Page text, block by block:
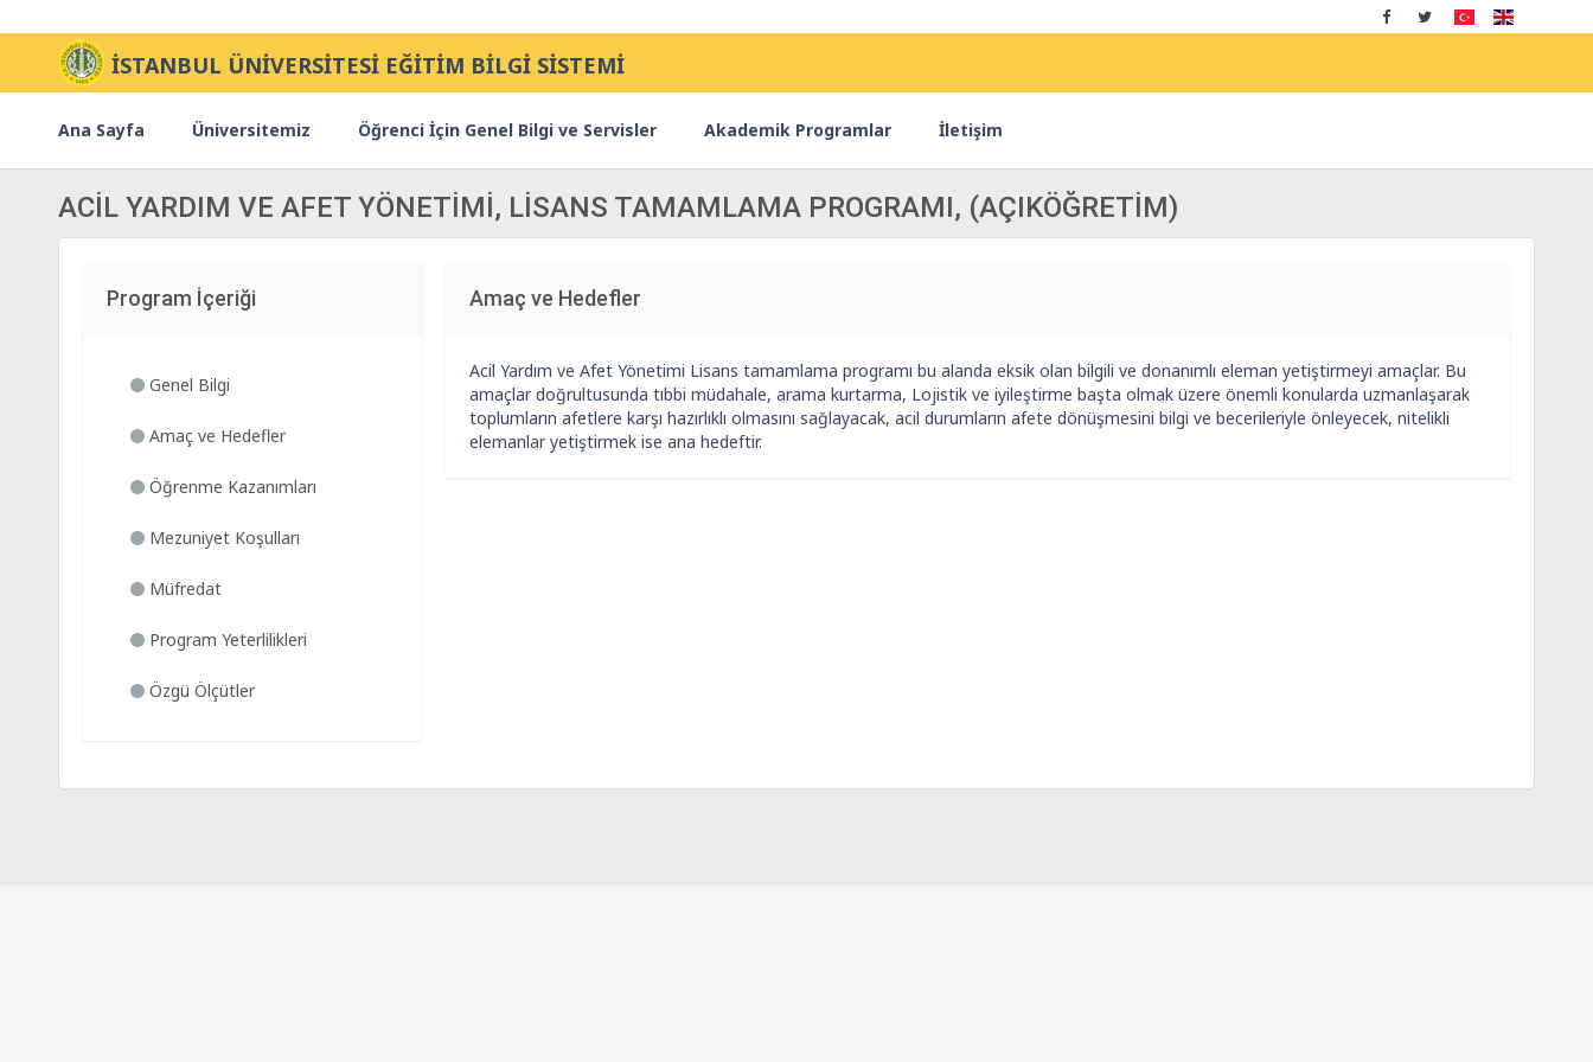
İSTANBUL ÜNİVERSİTESİ EĞİTİM BİLGİ SİSTEMİ
Ana Sayfa Üniversitemiz Öğrenci İçin Genel Bilgi ve Servisler Akademik Programlar İletişim
ACİL YARDIM VE AFET YÖNETİMİ, LİSANS TAMAMLAMA PROGRAMI, (AÇIKÖĞRETİM)
Program İçeriği
Genel Bilgi
Amaç ve Hedefler
Öğrenme Kazanımları
Mezuniyet Koşulları
Müfredat
Program Yeterlilikleri
Özgü Ölçütler
Amaç ve Hedefler
Acil Yardım ve Afet Yönetimi Lisans tamamlama programı bu alanda eksik olan bilgili ve donanımlı eleman yetiştirmeyi amaçlar. Bu
amaçlar doğrultusunda tıbbi müdahale, arama kurtarma, Lojistik ve iyileştirme başta olmak üzere önemli konularda uzmanlaşarak
toplumların afetlere karşı hazırlıklı olmasını sağlayacak, acil durumların afete dönüşmesini bilgi ve becerileriyle önleyecek, nitelikli
elemanlar yetiştirmek ise ana hedeftir.